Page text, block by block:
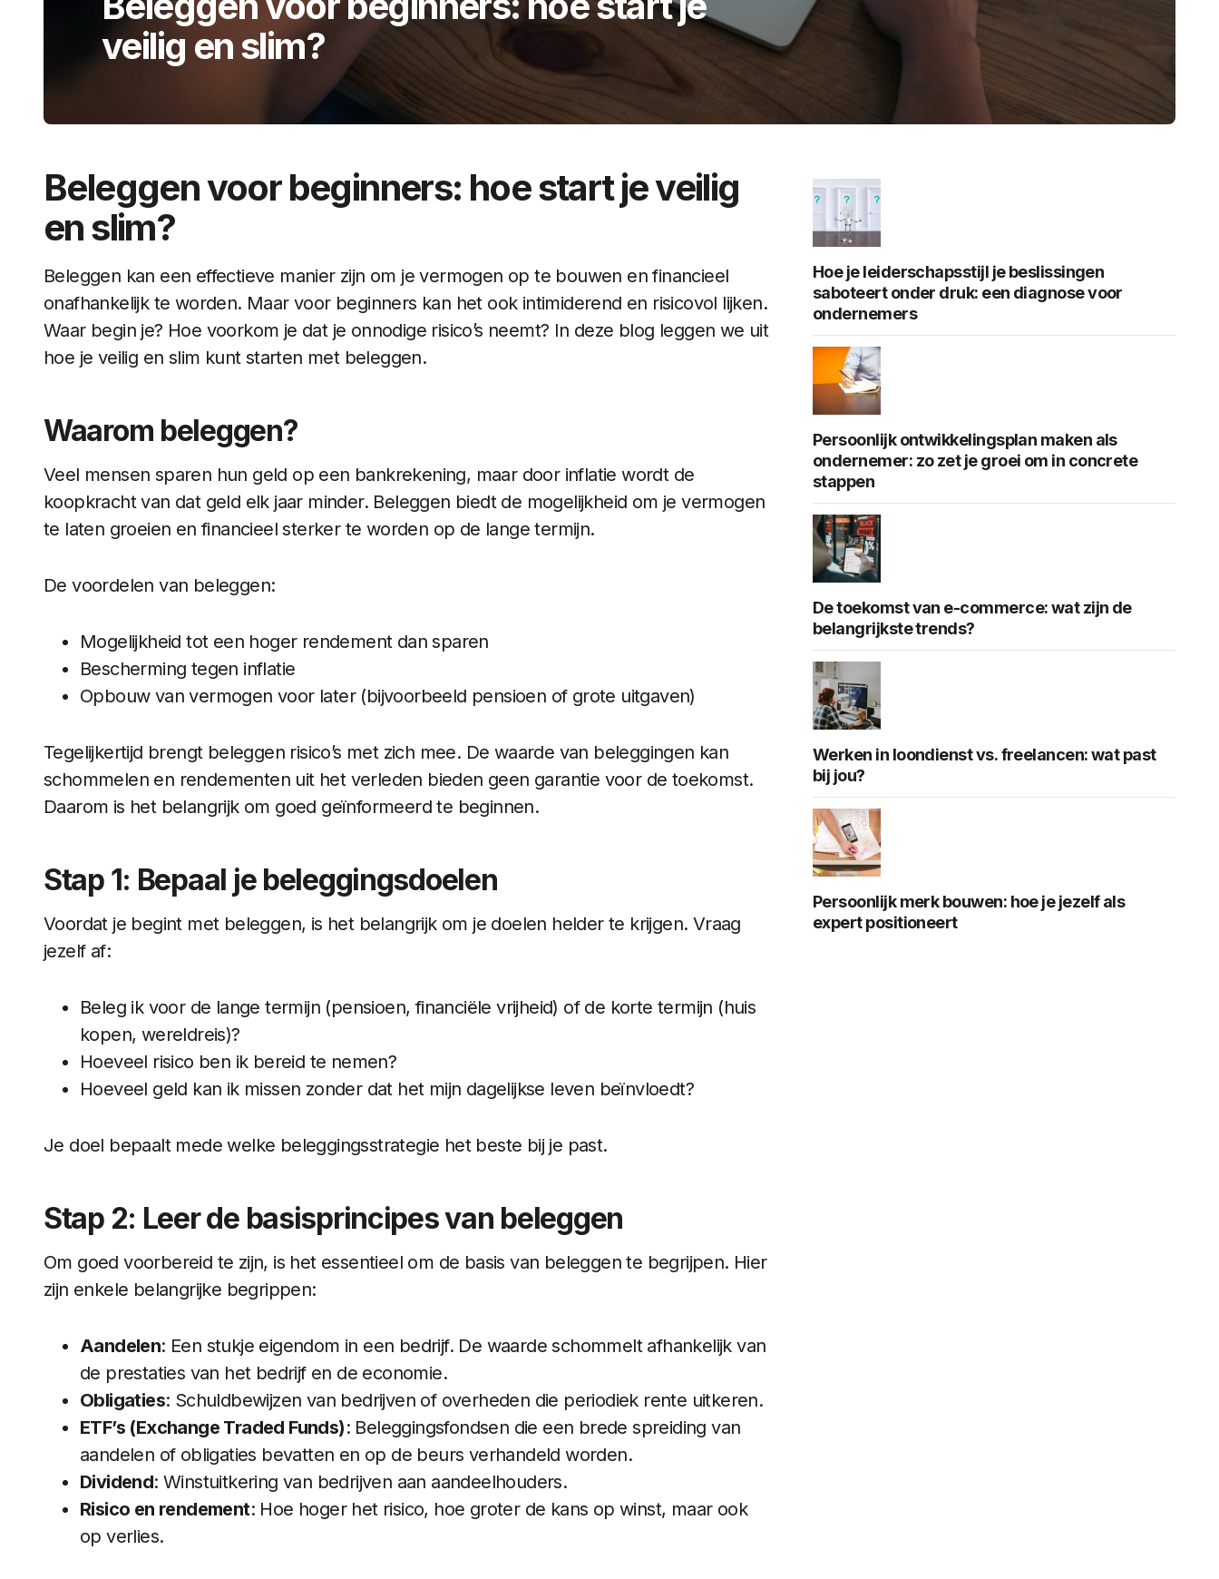
veilig en slim?
Beleggen voor beginners: hoe start je veilig
en slim?
Beleggen kan een effectieve manier zijn om je vermogen op te bouwen en financieel
onafhankelijk te worden. Maar voor beginners kan het ook intimiderend en risicovol lijken.
Waar begin je? Hoe voorkom je dat je onnodige risico’s neemt? In deze blog leggen we uit
hoe je veilig en slim kunt starten met beleggen.
Waarom beleggen?
Veel mensen sparen hun geld op een bankrekening, maar door inflatie wordt de
koopkracht van dat geld elk jaar minder. Beleggen biedt de mogelijkheid om je vermogen
te laten groeien en financieel sterker te worden op de lange termijn.
De voordelen van beleggen:
Mogelijkheid tot een hoger rendement dan sparen
Bescherming tegen inflatie
Opbouw van vermogen voor later (bijvoorbeeld pensioen of grote uitgaven)
Tegelijkertijd brengt beleggen risico’s met zich mee. De waarde van beleggingen kan
schommelen en rendementen uit het verleden bieden geen garantie voor de toekomst.
Daarom is het belangrijk om goed geïnformeerd te beginnen.
Stap 1: Bepaal je beleggingsdoelen
Voordat je begint met beleggen, is het belangrijk om je doelen helder te krijgen. Vraag
jezelf af:
Beleg ik voor de lange termijn (pensioen, financiële vrijheid) of de korte termijn (huis
kopen, wereldreis)?
Hoeveel risico ben ik bereid te nemen?
Hoeveel geld kan ik missen zonder dat het mijn dagelijkse leven beïnvloedt?
Je doel bepaalt mede welke beleggingsstrategie het beste bij je past.
Stap 2: Leer de basisprincipes van beleggen
Om goed voorbereid te zijn, is het essentieel om de basis van beleggen te begrijpen. Hier
zijn enkele belangrijke begrippen:
Aandelen: Een stukje eigendom in een bedrijf. De waarde schommelt afhankelijk van
de prestaties van het bedrijf en de economie.
Obligaties: Schuldbewijzen van bedrijven of overheden die periodiek rente uitkeren.
ETF’s (Exchange Traded Funds): Beleggingsfondsen die een brede spreiding van
aandelen of obligaties bevatten en op de beurs verhandeld worden.
Dividend: Winstuitkering van bedrijven aan aandeelhouders.
Risico en rendement: Hoe hoger het risico, hoe groter de kans op winst, maar ook
op verlies.
Hoe je leiderschapsstijl je beslissingen
saboteert onder druk: een diagnose voor
ondernemers
Persoonlijk ontwikkelingsplan maken als
ondernemer: zo zet je groei om in concrete
stappen
De toekomst van e-commerce: wat zijn de
belangrijkste trends?
Werken in loondienst vs. freelancen: wat past
bij jou?
Persoonlijk merk bouwen: hoe je jezelf als
expert positioneert